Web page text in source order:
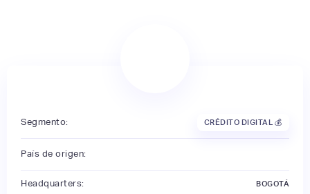
Segmento: CRÉDITO DIGITAL 💰
País de origen:
Headquarters: BOGOTÁ